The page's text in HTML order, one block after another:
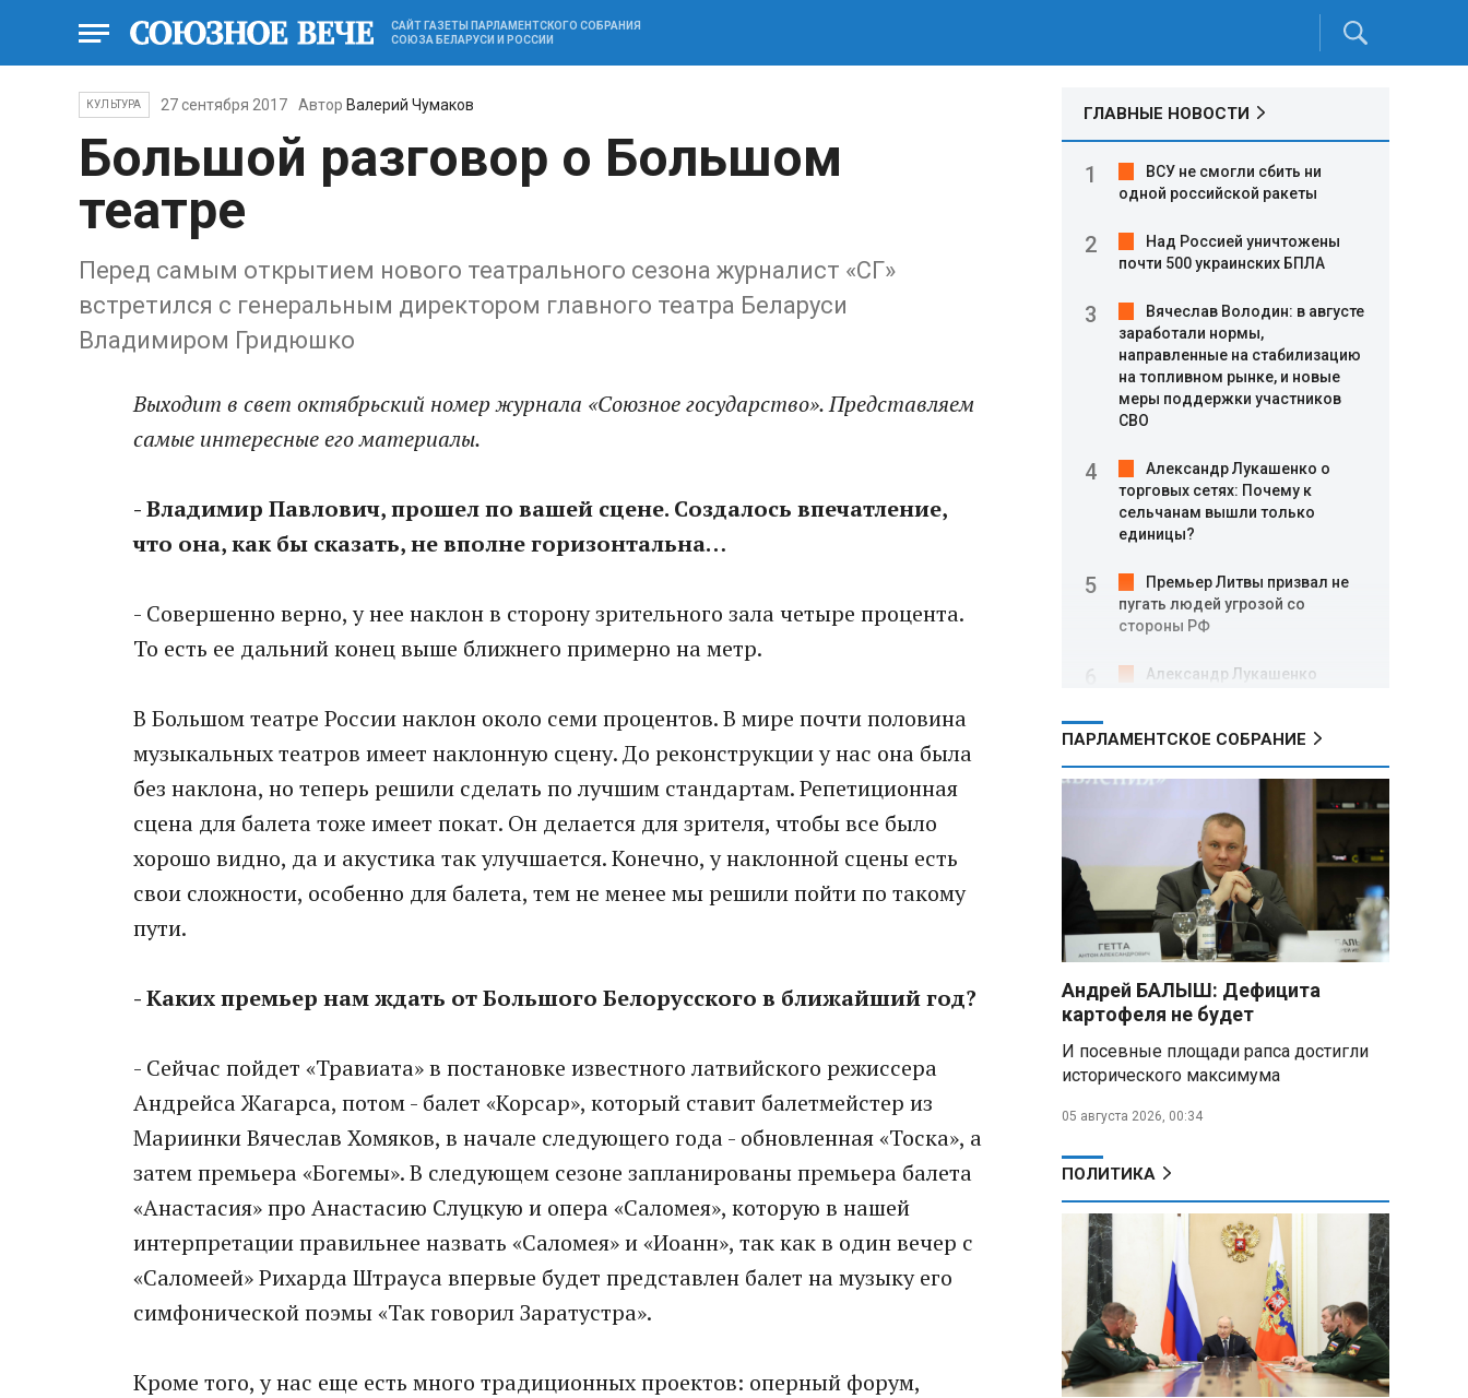
САЙТ ГАЗЕТЫ ПАРЛАМЕНТСКОГО СОБРАНИЯ
СОЮЗА БЕЛАРУСИ И РОССИИ
КУЛЬТУРА 27 сентября 2017 Автор Валерий Чумаков
Большой разговор о Большом
театре
Перед самым открытием нового театрального сезона журналист «СГ»
встретился с генеральным директором главного театра Беларуси
Владимиром Гридюшко
Выходит в свет октябрьский номер журнала «Союзное государство». Представляем
самые интересные его материалы.
- Владимир Павлович, прошел по вашей сцене. Создалось впечатление,
что она, как бы сказать, не вполне горизонтальна…
- Совершенно верно, у нее наклон в сторону зрительного зала четыре процента.
То есть ее дальний конец выше ближнего примерно на метр.
В Большом театре России наклон около семи процентов. В мире почти половина
музыкальных театров имеет наклонную сцену. До реконструкции у нас она была
без наклона, но теперь решили сделать по лучшим стандартам. Репетиционная
сцена для балета тоже имеет покат. Он делается для зрителя, чтобы все было
хорошо видно, да и акустика так улучшается. Конечно, у наклонной сцены есть
свои сложности, особенно для балета, тем не менее мы решили пойти по такому
пути.
- Каких премьер нам ждать от Большого Белорусского в ближайший год?
- Сейчас пойдет «Травиата» в постановке известного латвийского режиссера
Андрейса Жагарса, потом - балет «Корсар», который ставит балетмейстер из
Мариинки Вячеслав Хомяков, в начале следующего года - обновленная «Тоска», а
затем премьера «Богемы». В следующем сезоне запланированы премьера балета
«Анастасия» про Анастасию Слуцкую и опера «Саломея», которую в нашей
интерпретации правильнее назвать «Саломея» и «Иоанн», так как в один вечер с
«Саломеей» Рихарда Штрауса впервые будет представлен балет на музыку его
симфонической поэмы «Так говорил Заратустра».
Кроме того, у нас еще есть много традиционных проектов: оперный форум,
ГЛАВНЫЕ НОВОСТИ
ВСУ не смогли сбить ни
одной российской ракеты
Над Россией уничтожены
почти 500 украинских БПЛА
Вячеслав Володин: в августе
заработали нормы,
направленные на стабилизацию
на топливном рынке, и новые
меры поддержки участников
СВО
Александр Лукашенко о
торговых сетях: Почему к
сельчанам вышли только
единицы?
Премьер Литвы призвал не
пугать людей угрозой со
стороны РФ
Александр Лукашенко
НАТО
В Белгородской области при
новых атаках ВСУ пострадали
еще четыре человека
Александр Лукашенко о
работе Белкоопсоюза: «Если это
так, это жуть»
самых популярных зарубежных
городов у российских туристов
Минобороны РФ: при
освобождении Анискино ВСУ
военных сдалась в плен
Александр Лукашенко:
Россияне «услышали батьку» и
скупают пустующие дома в
белорусских деревнях
Алесандр Лукашенко назвал
работу сельской торговли
«неудовлетворительной» и
возмутился «просрочкой и
тухлятиной»
ПАРЛАМЕНТСКОЕ СОБРАНИЕ
Андрей БАЛЫШ: Дефицита
картофеля не будет
И посевные площади рапса достигли
исторического максимума
05 августа 2026, 00:34
ПОЛИТИКА